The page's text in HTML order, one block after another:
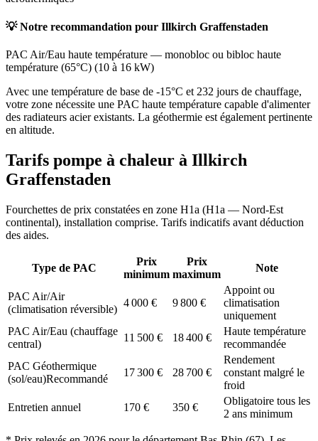
💡 Notre recommandation pour Illkirch Graffenstaden
PAC Air/Eau haute température — monobloc ou bibloc haute
température (65°C) (10 à 16 kW)
Avec une température de base de -15°C et 232 jours de chauffage,
votre zone nécessite une PAC haute température capable d'alimenter
des radiateurs acier existants. La géothermie est également pertinente
en altitude.
Tarifs pompe à chaleur à Illkirch
Graffenstaden
Fourchettes de prix constatées en zone H1a (H1a — Nord-Est
continental), installation comprise. Tarifs indicatifs avant déduction
des aides.
Type de PAC
Prix
minimum
Prix
maximum
Note
PAC Air/Air
(climatisation réversible)
4 000 € 9 800 €
Appoint ou
climatisation
uniquement
PAC Air/Eau (chauffage
central)
11 500 € 18 400 €
Haute température
recommandée
PAC Géothermique
(sol/eau)Recommandé
17 300 € 28 700 €
Rendement
constant malgré le
froid
Entretien annuel
170 € 350 €
Obligatoire tous les
2 ans minimum